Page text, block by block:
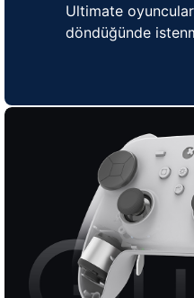
Ultimate
döndüğünde